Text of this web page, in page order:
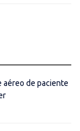
aéreo de paciente